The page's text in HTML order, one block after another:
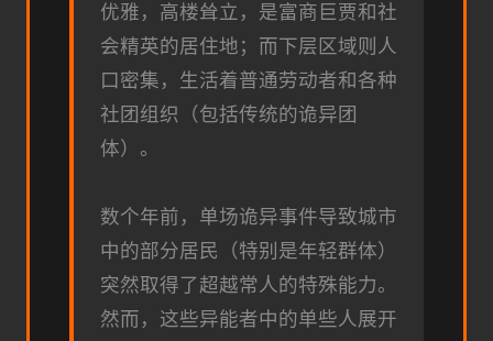
优雅，高楼耸立，是富商巨贾和社
会精英的居住地；而下层区域则人
口密集，生活着普通劳动者和各种
社团组织（包括传统的诡异团
体）。
数个年前，单场诡异事件导致城市
中的部分居民（特别是年轻群体）
突然取得了超越常人的特殊能力。
然而，这些异能者中的单些人展开